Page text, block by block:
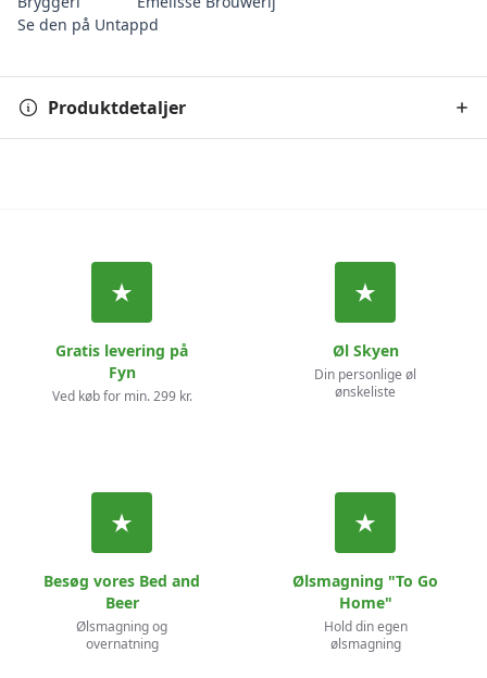
Se den på Untappd
Produktdetaljer
Gratis levering på
Fyn
Ved køb for min. 299 kr.
Øl Skyen
Din personlige øl
ønskeliste
Besøg vores Bed and
Beer
Ølsmagning og
overnatning
Ølsmagning "To Go
Home"
Hold din egen
ølsmagning